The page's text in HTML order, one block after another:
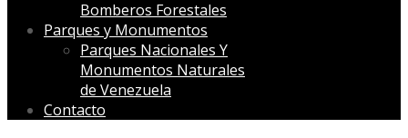
Bomberos Forestales
Parques y Monumentos
Parques Nacionales Y
Monumentos Naturales
de Venezuela
Contacto